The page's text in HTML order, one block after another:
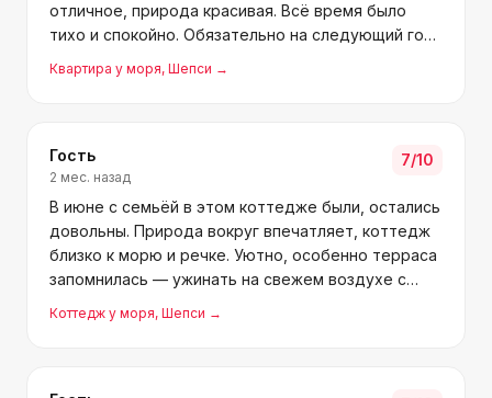
отличное, природа красивая. Всё время было
тихо и спокойно. Обязательно на следующий год
Квартира у моря, Шепси →
Гость
2 мес. назад
7/10
В июне с семьёй в этом коттедже были, остались
довольны. Природа вокруг впечатляет, коттедж
близко к морю и речке. Уютно, особенно терраса
запомнилась — ужинать на свежем воздухе с
Коттедж у моря, Шепси →